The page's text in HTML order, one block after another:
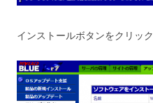
インストールボタンをクリック